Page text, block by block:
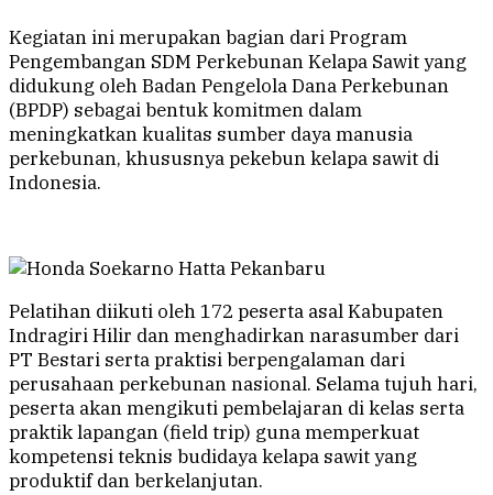
Kegiatan ini merupakan bagian dari Program
Pengembangan SDM Perkebunan Kelapa Sawit yang
didukung oleh Badan Pengelola Dana Perkebunan
(BPDP) sebagai bentuk komitmen dalam
meningkatkan kualitas sumber daya manusia
perkebunan, khususnya pekebun kelapa sawit di
Indonesia.
Pelatihan diikuti oleh 172 peserta asal Kabupaten
Indragiri Hilir dan menghadirkan narasumber dari
PT Bestari serta praktisi berpengalaman dari
perusahaan perkebunan nasional. Selama tujuh hari,
peserta akan mengikuti pembelajaran di kelas serta
praktik lapangan (field trip) guna memperkuat
kompetensi teknis budidaya kelapa sawit yang
produktif dan berkelanjutan.